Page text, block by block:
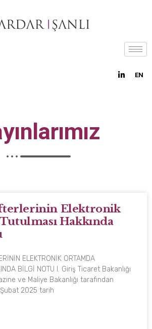
EN
Elektronik
Hakkında
ELEKTRONİK ORTAMDA
BİLGİ NOTU I. Giriş Ticaret Bakanlığı
ve Maliye Bakanlığı tarafından
2025 tarih